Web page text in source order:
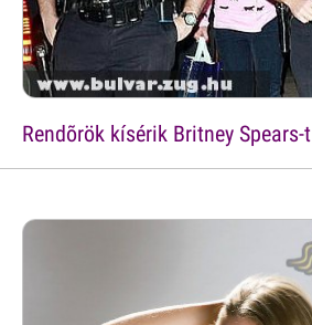
Rendõrök kísérik Britney Spears-t